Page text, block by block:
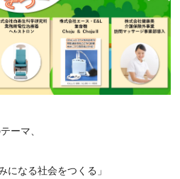
ーマ、
になる社会をつくる」